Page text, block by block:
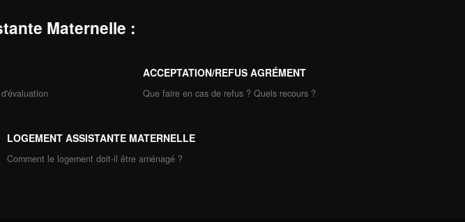
Maternelle :
ACCEPTATION/REFUS AGRÉMENT
Que faire en cas de refus ? Quels recours ?
LOGEMENT ASSISTANTE MATERNELLE
Comment le logement doit-il être aménagé ?